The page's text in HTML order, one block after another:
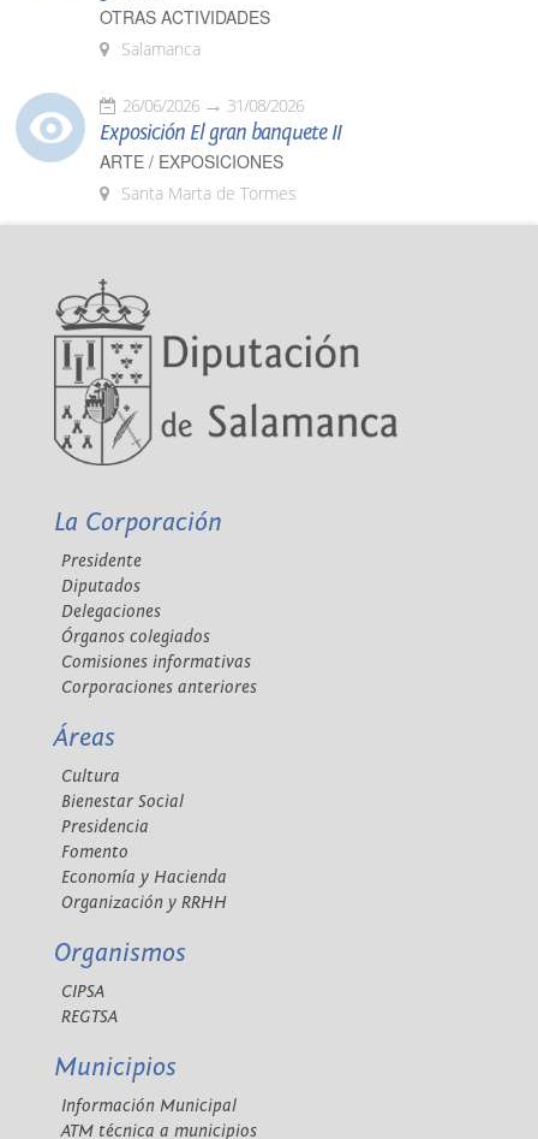
OTRAS ACTIVIDADES
Salamanca
26/06/2026 31/08/2026
Exposición El gran banquete II
ARTE / EXPOSICIONES
Santa Marta de Tormes
La Corporación
Presidente
Diputados
Delegaciones
Órganos colegiados
Comisiones informativas
Corporaciones anteriores
Áreas
Cultura
Bienestar Social
Presidencia
Fomento
Economía y Hacienda
Organización y RRHH
Organismos
CIPSA
REGTSA
Municipios
Información Municipal
ATM técnica a municipios